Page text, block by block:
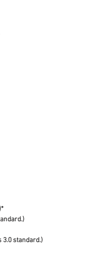
3.0 standard.)